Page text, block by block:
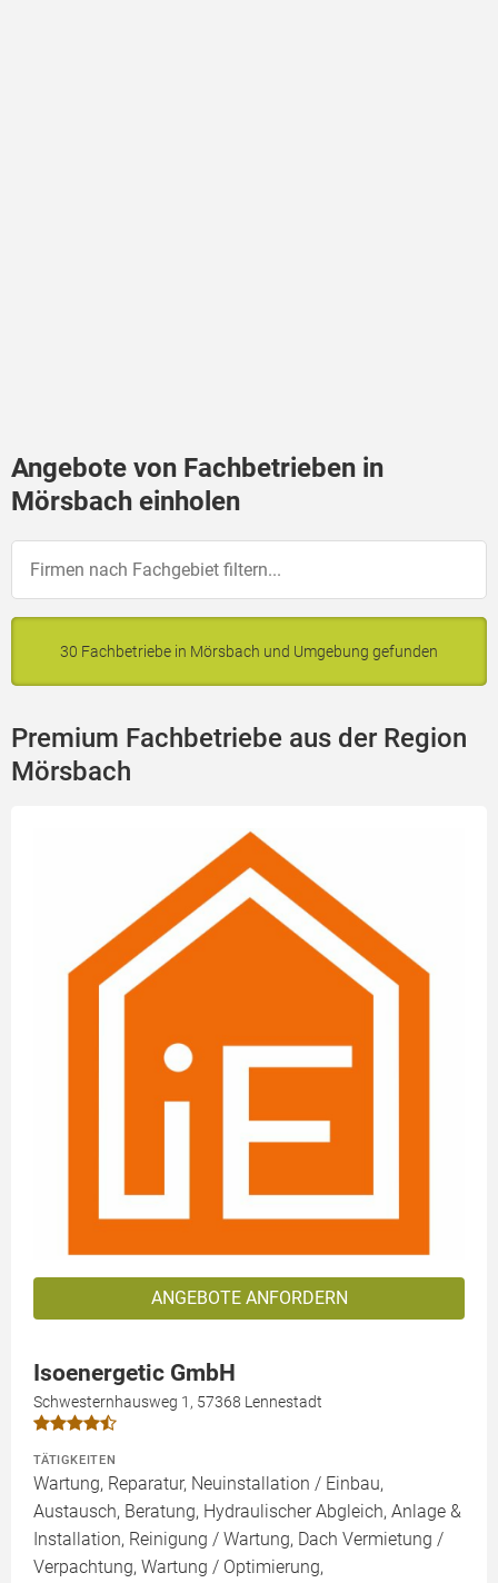
Angebote von Fachbetrieben in
Mörsbach einholen
30 Fachbetriebe in Mörsbach und Umgebung gefunden
Premium Fachbetriebe aus der Region
Mörsbach
ANGEBOTE ANFORDERN
Isoenergetic GmbH
Schwesternhausweg 1, 57368 Lennestadt
TÄTIGKEITEN
Wartung, Reparatur, Neuinstallation / Einbau,
Austausch, Beratung, Hydraulischer Abgleich, Anlage &
Installation, Reinigung / Wartung, Dach Vermietung /
Verpachtung, Wartung / Optimierung,